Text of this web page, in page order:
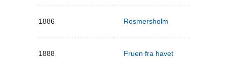
1886 Rosmersholm
1888 Fruen fra havet